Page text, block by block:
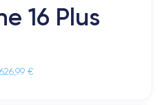
16 Plus
€